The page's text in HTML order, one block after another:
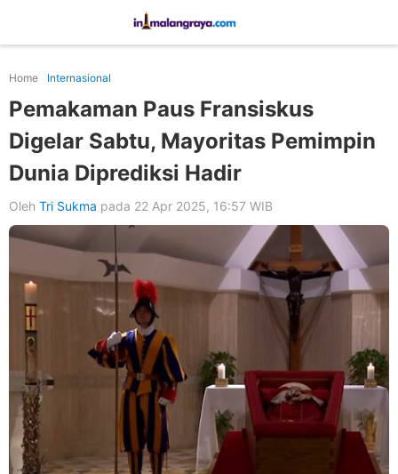
Home Internasional
Pemakaman Paus Fransiskus
Digelar Sabtu, Mayoritas Pemimpin
Dunia Diprediksi Hadir
Oleh Tri Sukma pada 22 Apr 2025, 16:57 WIB